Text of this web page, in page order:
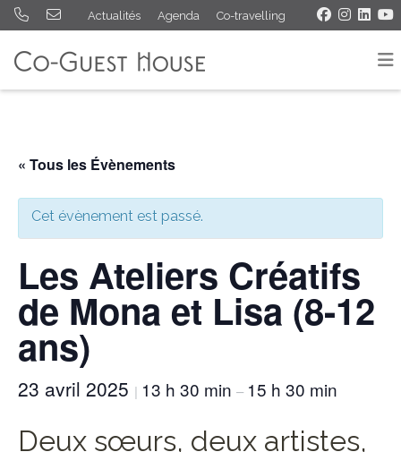
Actualités Agenda Co-travelling
« Tous les Évènements
Cet évènement est passé.
Les Ateliers Créatifs
de Mona et Lisa (8-12
ans)
23 avril 2025 | 13 h 30 min – 15 h 30 min
Deux sœurs, deux artistes,